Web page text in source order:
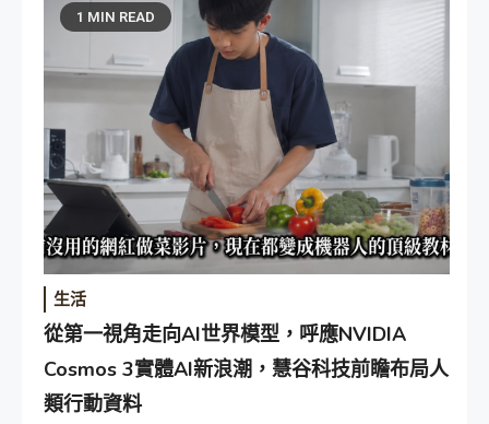
1 MIN READ
生活
從第一視角走向AI世界模型，呼應NVIDIA
Cosmos 3實體AI新浪潮，慧谷科技前瞻布局人
類行動資料